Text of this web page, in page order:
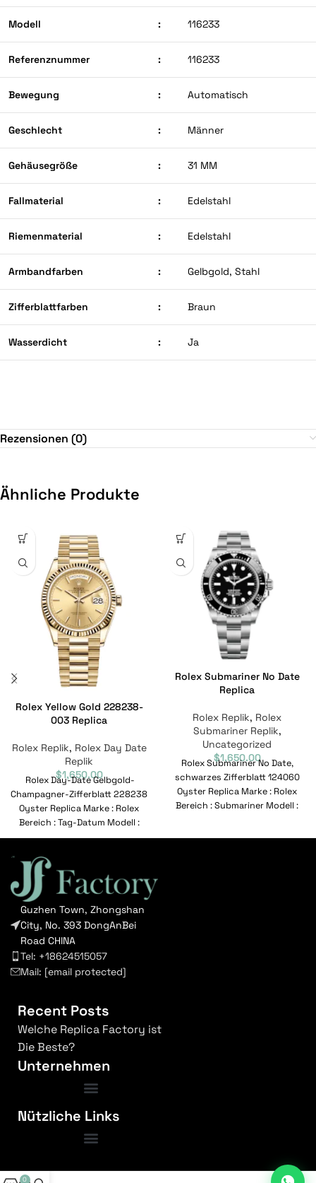
Modell : 116233
Referenznummer : 116233
Bewegung : Automatisch
Geschlecht : Männer
Gehäusegröße : 31 MM
Fallmaterial : Edelstahl
Riemenmaterial : Edelstahl
Armbandfarben : Gelbgold, Stahl
Zifferblattfarben : Braun
Wasserdicht : Ja
Rezensionen (0)
Ähnliche Produkte
Rolex Yellow Gold 228238-
003 Replica
Rolex Replik, Rolex Day Date
Replik
$1,650.00
Rolex Day-Date Gelbgold-
Champagner-Zifferblatt 228238
Oyster Replica Marke : Rolex
Bereich : Tag-Datum Modell :
228238-003 Referenznummer :
Rolex Submariner No Date
Replica
Rolex Replik, Rolex
Submariner Replik,
Uncategorized
$1,650.00
Rolex Submariner No Date,
schwarzes Zifferblatt 124060
Oyster Replica Marke : Rolex
Bereich : Submariner Modell :
Guzhen Town, Zhongshan
City, No. 393 DongAnBei
Road CHINA
Tel: +18624515057
Mail: [email protected]
Recent Posts
Welche Replica Factory ist
Die Beste?
Unternehmen
Nützliche Links
0